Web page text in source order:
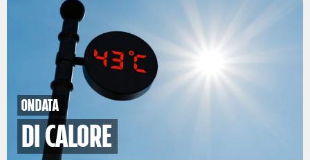
ondata
di calore